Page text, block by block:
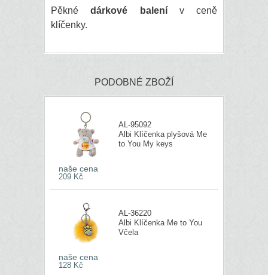
Pěknédárkové balenív ceně
klíčenky.
PODOBNÉ ZBOŽÍ
AL-95092
Albi Klíčenka plyšová Me
to You My keys
naše cena
209 Kč
AL-36220
Albi Klíčenka Me to You
Včela
naše cena
128 Kč